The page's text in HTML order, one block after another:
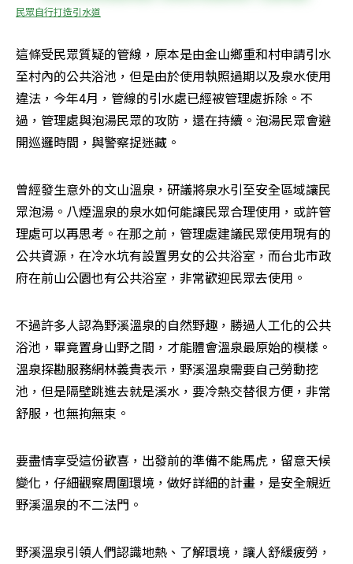
民眾自行打造引水道
這條受民眾質疑的管線，原本是由金山鄉重和村申請引水
至村內的公共浴池，但是由於使用執照過期以及泉水使用
違法，今年4月，管線的引水處已經被管理處拆除。不
過，管理處與泡湯民眾的攻防，還在持續。泡湯民眾會避
開巡邏時間，與警察捉迷藏。
曾經發生意外的文山溫泉，研議將泉水引至安全區域讓民
眾泡湯。八煙溫泉的泉水如何能讓民眾合理使用，或許管
理處可以再思考。在那之前，管理處建議民眾使用現有的
公共資源，在冷水坑有設置男女的公共浴室，而台北市政
府在前山公園也有公共浴室，非常歡迎民眾去使用。
不過許多人認為野溪溫泉的自然野趣，勝過人工化的公共
浴池，畢竟置身山野之間，才能體會溫泉最原始的模樣。
溫泉探勘服務網林義貴表示，野溪溫泉需要自己勞動挖
池，但是隔壁跳進去就是溪水，要冷熱交替很方便，非常
舒服，也無拘無束。
要盡情享受這份歡喜，出發前的準備不能馬虎，留意天候
變化，仔細觀察周圍環境，做好詳細的計畫，是安全親近
野溪溫泉的不二法門。
野溪溫泉引領人們認識地熱、了解環境，讓人舒緩疲勞，